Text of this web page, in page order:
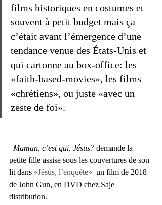
films historiques en costumes et
souvent à petit budget mais ça
c’était avant l’émergence d’une
tendance venue des États-Unis et
qui cartonne au box-office: les
«faith-based-movies», les films
«chrétiens», ou juste «avec un
zeste de foi».
Maman, c’est qui, Jésus? demande la
petite fille assise sous les couvertures de son
lit dans «Jésus, l’enquête»
  un film de 2018
de John Gun, en DVD chez Saje
distribution.